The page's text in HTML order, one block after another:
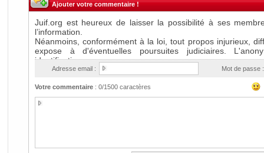
Ajouter votre commentaire !
Adresse email : Mot de passe :
Votre commentaire: 0/1500 caractères